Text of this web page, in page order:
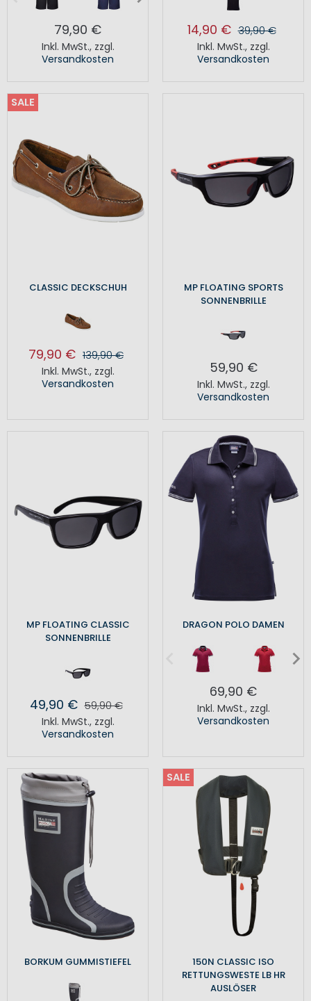
79,90 €
Inkl. MwSt., zzgl.
Versandkosten
14,90 € 39,90 €
Inkl. MwSt., zzgl.
Versandkosten
SALE
CLASSIC DECKSCHUH
79,90 € 139,90 €
Inkl. MwSt., zzgl.
Versandkosten
MP FLOATING SPORTS
SONNENBRILLE
59,90 €
Inkl. MwSt., zzgl.
Versandkosten
MP FLOATING CLASSIC
SONNENBRILLE
49,90 € 59,90 €
Inkl. MwSt., zzgl.
Versandkosten
DRAGON POLO DAMEN
69,90 €
Inkl. MwSt., zzgl.
Versandkosten
BORKUM GUMMISTIEFEL
SALE
150N CLASSIC ISO
RETTUNGSWESTE LB HR
AUSLÖSER